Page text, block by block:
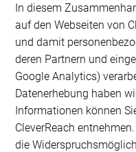
In diesem
auf den Webseiten von
und damit
deren Partnern und
Google Analytics)
Datenerhebung haben
Informationen können
CleverReach
die